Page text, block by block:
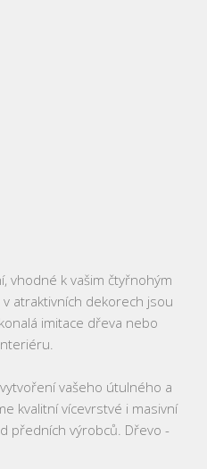
vhodné k vašim čtyřnohým
v atraktivních dekorech jsou
imitace dřeva nebo
vašeho útulného a
kvalitní vícevrstvé i masivní
předních výrobců. Dřevo -